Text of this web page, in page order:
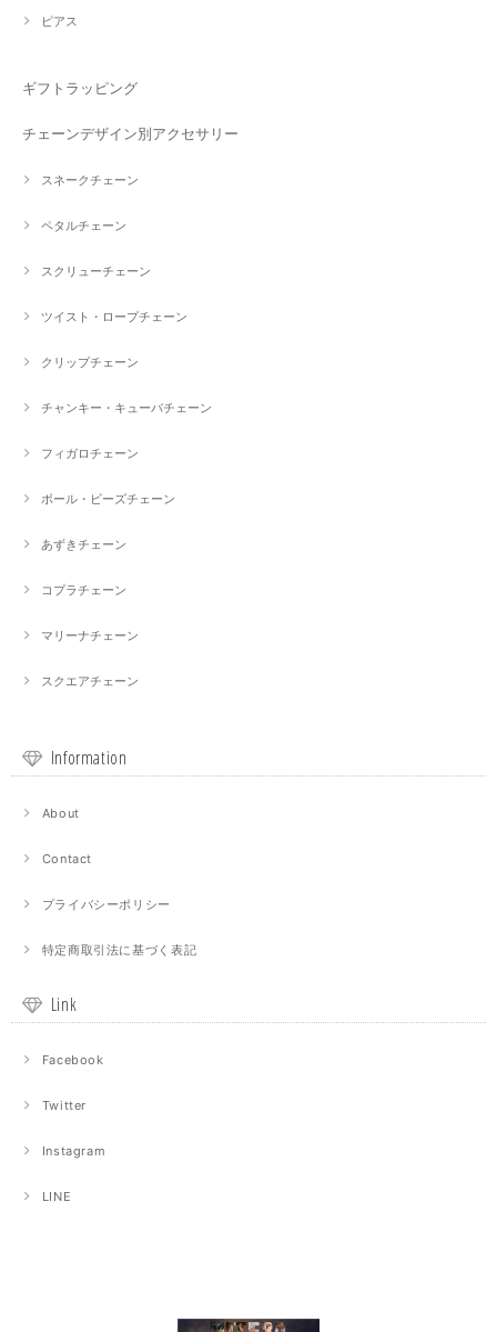
ピアス
ギフトラッピング
チェーンデザイン別アクセサリー
スネークチェーン
ペタルチェーン
スクリューチェーン
ツイスト・ロープチェーン
クリップチェーン
チャンキー・キューバチェーン
フィガロチェーン
ボール・ビーズチェーン
あずきチェーン
コプラチェーン
マリーナチェーン
スクエアチェーン
Information
About
Contact
プライバシーポリシー
特定商取引法に基づく表記
Link
Facebook
Twitter
Instagram
LINE